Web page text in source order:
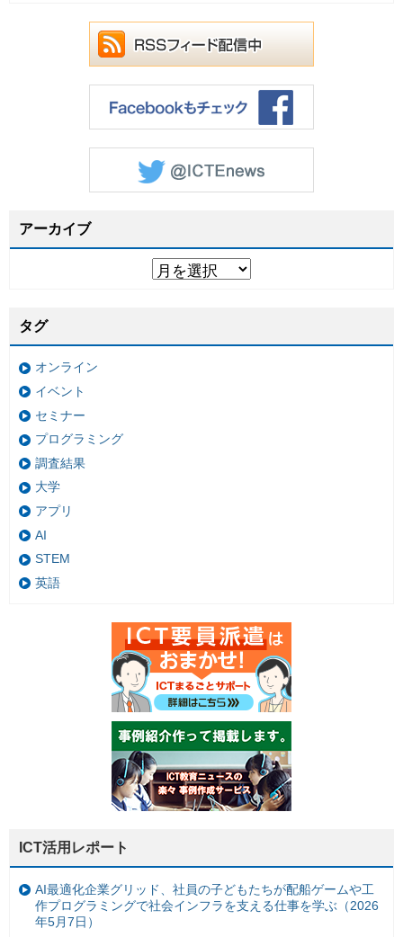
アーカイブ
タグ
オンライン
イベント
セミナー
プログラミング
調査結果
大学
アプリ
AI
STEM
英語
ICT活用レポート
AI最適化企業グリッド、社員の子どもたちが配船ゲームや工
作プログラミングで社会インフラを支える仕事を学ぶ（2026
年5月7日）